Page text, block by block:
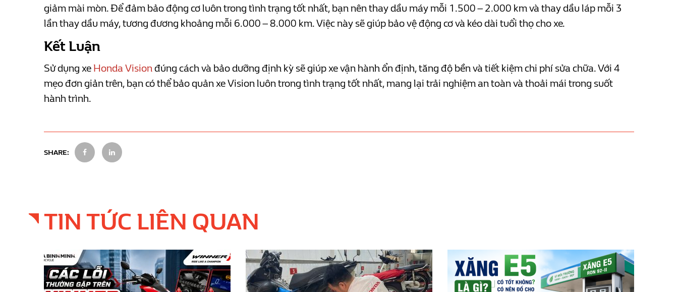
giảm mài mòn. Để đảm bảo động cơ luôn trong tình trạng tốt nhất, bạn nên thay dầu máy mỗi 1.500 – 2.000 km và thay dầu láp mỗi 3
lần thay dầu máy, tương đương khoảng mỗi 6.000 – 8.000 km. Việc này sẽ giúp bảo vệ động cơ và kéo dài tuổi thọ cho xe.
Kết Luận
Sử dụng xe Honda Visionđúng cách và bảo dưỡng định kỳ sẽ giúp xe vận hành ổn định, tăng độ bền và tiết kiệm chi phí sửa chữa. Với 4
mẹo đơn giản trên, bạn có thể bảo quản xe Vision luôn trong tình trạng tốt nhất, mang lại trải nghiệm an toàn và thoải mái trong suốt
hành trình.
SHARE:
TIN TỨC LIÊN QUAN